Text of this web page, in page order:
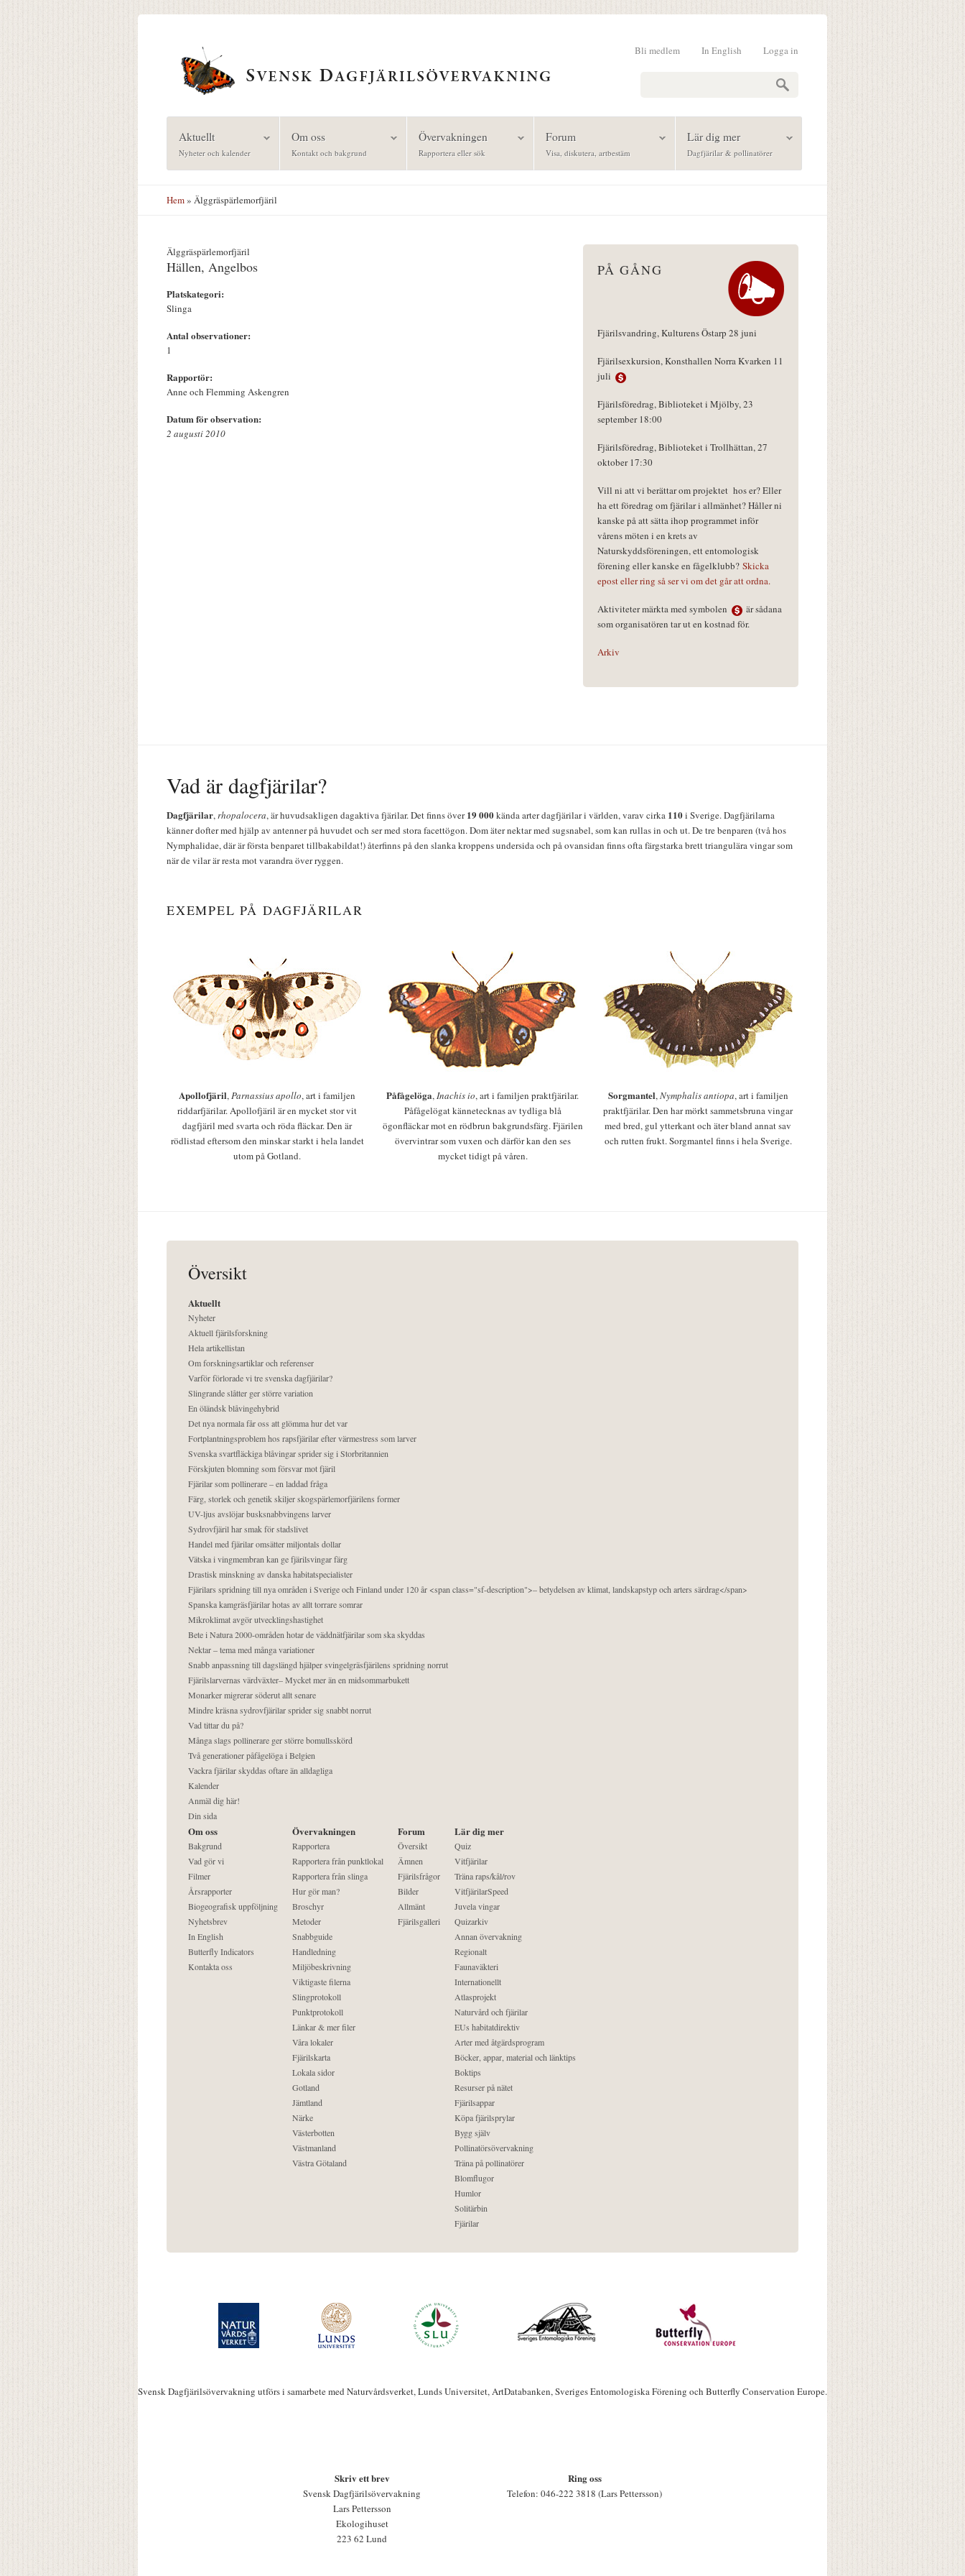
Logga in
In English
Bli medlem
Aktuellt
Nyheter och kalender
Om oss
Kontakt och bakgrund
Övervakningen
Rapportera eller sök
Forum
Visa, diskutera, artbestäm
Lär dig mer
Dagfjärilar & pollinatörer
Hem» Älggräspärlemorfjäril
Älggräspärlemorfjäril
Hällen, Angelbos
Platskategori:
Slinga
Antal observationer:
1
Rapportör:
Anne och Flemming Askengren
Datum för observation:
2 augusti 2010
PÅ GÅNG
Fjärilsvandring, Kulturens Östarp 28 juni
Fjärilsexkursion, Konsthallen Norra Kvarken 11
juli
Fjärilsföredrag, Biblioteket i Mjölby, 23
september 18:00
Fjärilsföredrag, Biblioteket i Trollhättan, 27
oktober 17:30
Vill ni att vi berättar om projektet hos er? Eller
ha ett föredrag om fjärilar i allmänhet? Håller ni
kanske på att sätta ihop programmet inför
vårens möten i en krets av
Naturskyddsföreningen, ett entomologisk
förening eller kanske en fågelklubb? Skicka
epost eller ring så ser vi om det går att ordna.
Aktiviteter märkta med symbolen
är sådana
som organisatören tar ut en kostnad för.
Arkiv
Vad är dagfjärilar?
Dagfjärilar,rhopalocera, är huvudsakligen dagaktiva fjärilar. Det finns över19 000kända arter dagfjärilar i världen, varav cirka 110i Sverige. Dagfjärilarna
känner dofter med hjälp av antenner på huvudet och ser med stora facettögon. Dom äter nektar med sugsnabel, som kan rullas in och ut. De tre benparen (två hos
Nymphalidae, där är första benparet tillbakabildat!) återfinns på den slanka kroppens undersida och på ovansidan finns ofta färgstarka brett triangulära vingar som
när de vilar är resta mot varandra över ryggen.
EXEMPEL PÅ DAGFJÄRILAR
Apollofjäril,Parnassius apollo, art i familjen
riddarfjärilar. Apollofjäril är en mycket stor vit
dagfjäril med svarta och röda fläckar. Den är
rödlistad eftersom den minskar starkt i hela landet
utom på Gotland.
Påfågelöga,Inachis io, art i familjen praktfjärilar.
Påfågelögat kännetecknas av tydliga blå
ögonfläckar mot en rödbrun bakgrundsfärg. Fjärilen
övervintrar som vuxen och därför kan den ses
mycket tidigt på våren.
Sorgmantel,Nymphalis antiopa, art i familjen
praktfjärilar. Den har mörkt sammetsbruna vingar
med bred, gul ytterkant och äter bland annat sav
och rutten frukt. Sorgmantel finns i hela Sverige.
Översikt
Aktuellt
Nyheter
Aktuell fjärilsforskning
Hela artikellistan
Om forskningsartiklar och referenser
Varför förlorade vi tre svenska dagfjärilar?
Slingrande slåtter ger större variation
En öländsk blåvingehybrid
Det nya normala får oss att glömma hur det var
Fortplantningsproblem hos rapsfjärilar efter värmestress som larver
Svenska svartfläckiga blåvingar sprider sig i Storbritannien
Förskjuten blomning som försvar mot fjäril
Fjärilar som pollinerare – en laddad fråga
Färg, storlek och genetik skiljer skogspärlemorfjärilens former
UV-ljus avslöjar busksnabbvingens larver
Sydrovfjäril har smak för stadslivet
Handel med fjärilar omsätter miljontals dollar
Vätska i vingmembran kan ge fjärilsvingar färg
Drastisk minskning av danska habitatspecialister
Fjärilars spridning till nya områden i Sverige och Finland under 120 år <span class="sf-description">– betydelsen av klimat, landskapstyp och arters särdrag</span>
Spanska kamgräsfjärilar hotas av allt torrare somrar
Mikroklimat avgör utvecklingshastighet
Bete i Natura 2000-områden hotar de väddnätfjärilar som ska skyddas
Nektar – tema med många variationer
Snabb anpassning till dagslängd hjälper svingelgräsfjärilens spridning norrut
Fjärilslarvernas värdväxter– Mycket mer än en midsommarbukett
Monarker migrerar söderut allt senare
Mindre kräsna sydrovfjärilar sprider sig snabbt norrut
Vad tittar du på?
Många slags pollinerare ger större bomullsskörd
Två generationer påfågelöga i Belgien
Vackra fjärilar skyddas oftare än alldagliga
Kalender
Anmäl dig här!
Din sida
Om oss
Bakgrund
Vad gör vi
Filmer
Årsrapporter
Biogeografisk uppföljning
Nyhetsbrev
In English
Butterfly Indicators
Kontakta oss
Övervakningen
Rapportera
Rapportera från punktlokal
Rapportera från slinga
Hur gör man?
Broschyr
Metoder
Snabbguide
Handledning
Miljöbeskrivning
Viktigaste filerna
Slingprotokoll
Punktprotokoll
Länkar & mer filer
Våra lokaler
Fjärilskarta
Lokala sidor
Gotland
Jämtland
Närke
Västerbotten
Västmanland
Västra Götaland
Forum
Översikt
Ämnen
Fjärilsfrågor
Bilder
Allmänt
Fjärilsgalleri
Lär dig mer
Quiz
Vitfjärilar
Träna raps/kål/rov
VitfjärilarSpeed
Juvela vingar
Quizarkiv
Annan övervakning
Regionalt
Faunaväkteri
Internationellt
Atlasprojekt
Naturvård och fjärilar
EUs habitatdirektiv
Arter med åtgärdsprogram
Böcker, appar, material och länktips
Boktips
Resurser på nätet
Fjärilsappar
Köpa fjärilsprylar
Bygg själv
Pollinatörsövervakning
Träna på pollinatörer
Blomflugor
Humlor
Solitärbin
Fjärilar
Svensk Dagfjärilsövervakning utförs i samarbete med Naturvårdsverket, Lunds Universitet, ArtDatabanken, Sveriges Entomologiska Förening och Butterfly Conservation Europe.
Skriv ett brev
Svensk Dagfjärilsövervakning
Lars Pettersson
Ekologihuset
223 62 Lund
Ring oss
Telefon: 046-222 3818 (Lars Pettersson)